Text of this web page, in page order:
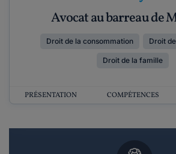
Avocat au barreau de
Droit de la consommation Droit
Droit de la famille
PRÉSENTATION COMPÉTENCES